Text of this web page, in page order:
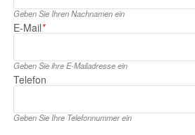
Geben Sie Ihren Nachnamen ein
E‑Mail*
Geben Sie ihre E‑Mailadresse ein
Telefon
Geben Sie Ihre Telefonnummer ein